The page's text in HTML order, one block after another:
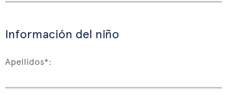
Información del niño
Apellidos*: